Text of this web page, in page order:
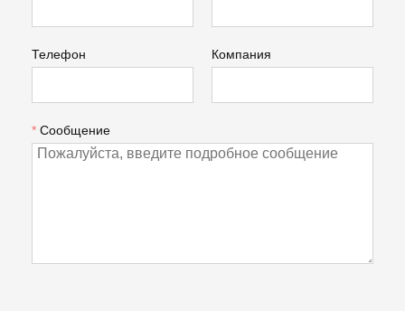
Телефон Компания
* Сообщение